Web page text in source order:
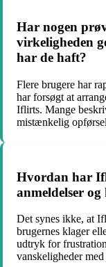
Har nogen
virkeligheden
har de haft?
Flere brugere har
har forsøgt at
Iflirts. Mange
mistænkelig
Hvordan har
anmeldelser og
Det synes ikke, at
brugernes klager
udtryk for
vanskeligheder